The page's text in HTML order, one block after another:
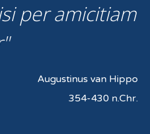
per amicitiam
Augustinus van Hippo
354-430 n.Chr.